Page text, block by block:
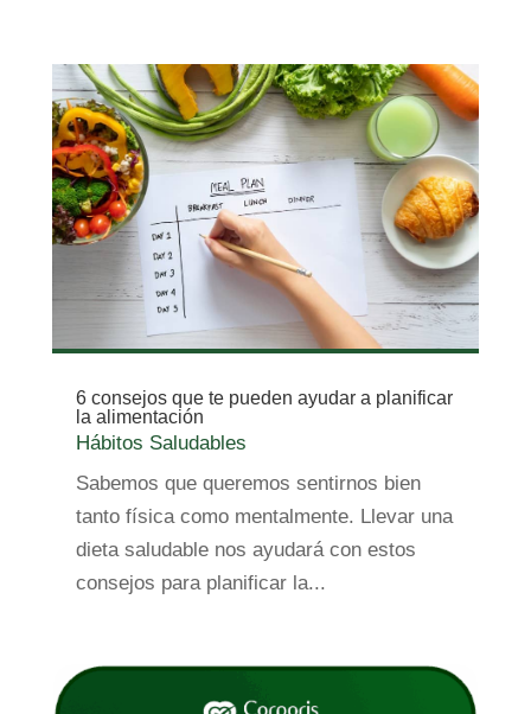
6 consejos que te pueden ayudar a planificar
la alimentación
Hábitos Saludables
Sabemos que queremos sentirnos bien
tanto física como mentalmente. Llevar una
dieta saludable nos ayudará con estos
consejos para planificar la...